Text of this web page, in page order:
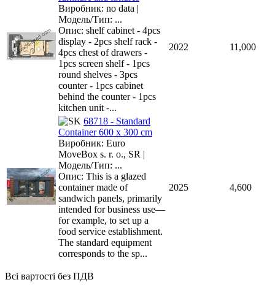
Виробник: no data |
Модель/Тип: ...
Опис: shelf cabinet - 4pcs
display - 2pcs shelf rack -
4pcs chest of drawers -
1pcs screen shelf - 1pcs
round shelves - 3pcs
counter - 1pcs cabinet
behind the counter - 1pcs
kitchen unit -...
2022 11,000
68718 - Standard
Container 600 x 300 cm
Виробник: Euro
MoveBox s. r. o., SR |
Модель/Тип: ...
Опис: This is a glazed
container made of
sandwich panels, primarily
intended for business use—
for example, to set up a
food service establishment.
The standard equipment
corresponds to the sp...
2025 4,600
Всі вартості без ПДВ